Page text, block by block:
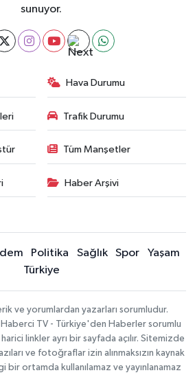
sunuyor.
Hava Durumu
Trafik Durumu
Tüm Manşetler
Haber Arşivi
Politika Sağlık Spor
Yaşam
Türkiye
ve yorumlardan yazarları sorumludur.
Haberci TV - Türkiye'den Haberler sorumlu
linkler ayrı bir sayfada açılır. Sitemizde
ve fotoğraflar izin alınmaksızın kaynak
bir ortamda kullanılamaz ve yayınlanamaz